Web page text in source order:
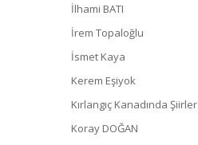
İlhami BATI
İrem Topaloğlu
İsmet Kaya
Kerem Eşiyok
Kırlangıç Kanadında Şiirler
Koray DOĞAN